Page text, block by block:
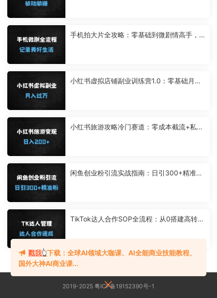
手机拍大片全攻略：零基础到微剧情高手，
小红书虚拟店铺副业训练营1.0：零基础月入
小红书旅游攻略冷门赛道：零成本截流+私域
闲鱼创业粉引流实战指南：日引300+精准粉
TikTok达人合作SOP全流程：从0搭建高转化
2019-2025 粤ICP备19152390号-1
戳我👆下载：全球AI领域大咖课、AI全能商业技能教程、
国外大神AI商业课...